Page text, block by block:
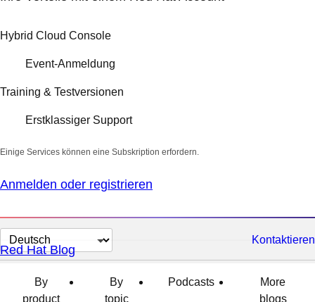
Hybrid Cloud Console
Event-Anmeldung
Training & Testversionen
Erstklassiger Support
Einige Services können eine Subskription erfordern.
Anmelden oder registrieren
Sprache
auswählen
Kontaktieren
Red Hat Blog
By
product
By
topic
Podcasts
More
blogs